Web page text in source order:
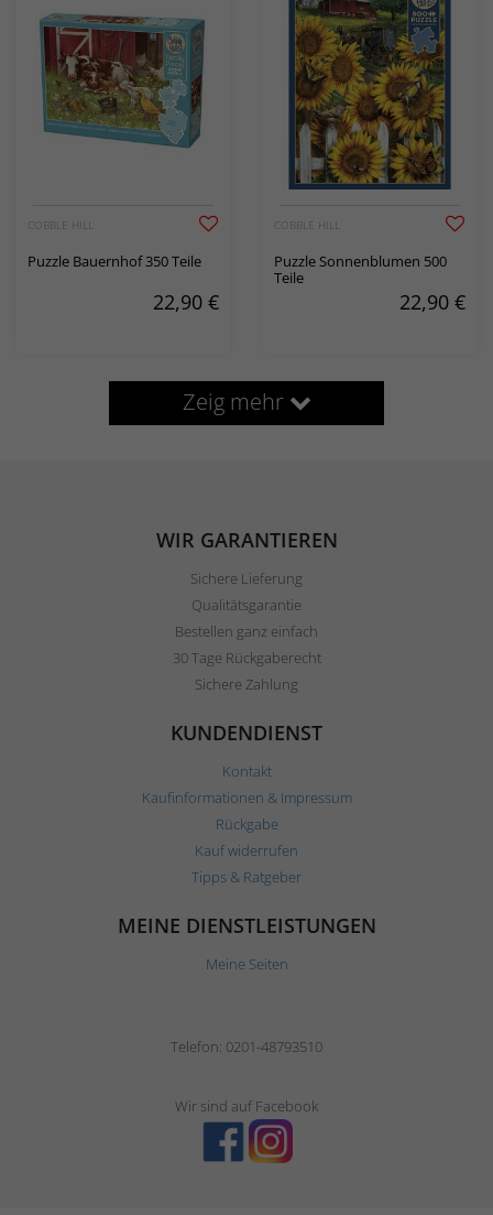
COBBLE HILL
Puzzle Bauernhof 350 Teile
22,90 €
COBBLE HILL
Puzzle Sonnenblumen 500
Teile
22,90 €
Zeig mehr
WIR GARANTIEREN
Sichere Lieferung
Qualitätsgarantie
Bestellen ganz einfach
30 Tage Rückgaberecht
Sichere Zahlung
KUNDENDIENST
Kontakt
Kaufinformationen & Impressum
Rückgabe
Kauf widerrufen
Tipps & Ratgeber
MEINE DIENSTLEISTUNGEN
Meine Seiten
Telefon: 0201-48793510
Wir sind auf Facebook